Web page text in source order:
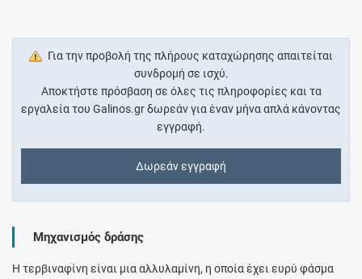
Για την προβολή της πλήρους καταχώρησης απαιτείται
συνδρομή σε ισχύ.
Αποκτήστε πρόσβαση σε όλες τις πληροφορίες και τα
εργαλεία του Galinos.gr δωρεάν για έναν μήνα απλά κάνοντας
εγγραφή.
Δωρεάν εγγραφή
Μηχανισμός δράσης
Η τερβιναφίνη είναι μια αλλυλαμίνη, η οποία έχει ευρύ φάσμα